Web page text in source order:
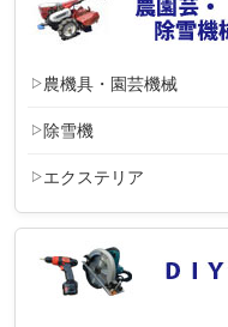
農機具・園芸機械
除雪機
エクステリア